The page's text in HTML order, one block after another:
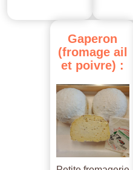
Gaperon
(fromage ail
et poivre) :